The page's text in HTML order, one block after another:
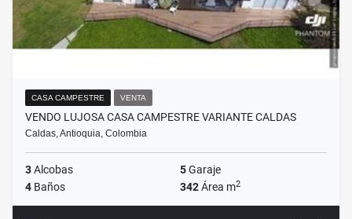
CASA CAMPESTRE VENTA
VENDO LUJOSA CASA CAMPESTRE VARIANTE CALDAS
Caldas, Antioquia, Colombia
3Alcobas 5Garaje
4 Baños 342Área m2